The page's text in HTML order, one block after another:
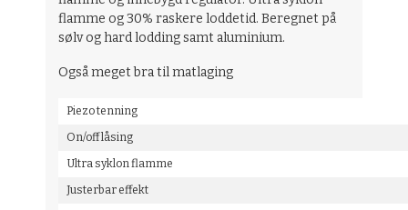
flamme og 30% raskere loddetid. Beregnet på
sølv og hard lodding samt aluminium.
Også meget bra til matlaging
Piezo tenning
On/off låsing
Ultra syklon flamme
Justerbar effekt